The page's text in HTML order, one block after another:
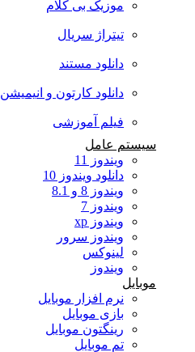
موزیک بی کلام
تیتراژ سریال
دانلود مستند
دانلود کارتون و انیمیشن
فیلم آموزشی
سیستم عامل
ویندوز 11
دانلود ویندوز 10
ویندوز 8 و 8.1
ویندوز 7
ویندوز xp
ویندوز سرور
لینوکس
ویندوز
موبایل
نرم افزار موبایل
بازی موبایل
رینگتون موبایل
تم موبایل